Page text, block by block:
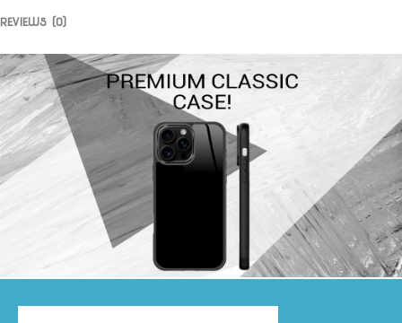
REVIEWS (0)